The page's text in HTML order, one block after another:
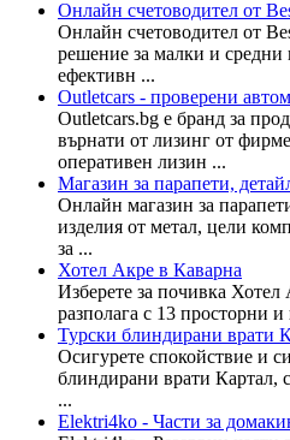
Онлайн счетоводител от
Онлайн счетоводител от
решение за малки и средни
ефективн ...
Outletcars - проверени
Outletcars.bg е бранд за
върнати от лизинг от
оперативен лизин ...
Магазин за парапети,
Онлайн магазин за
изделия от метал, цели
за ...
Хотел Акре в Каварна
Изберете за почивка
разполага с 13 просторни
Турски блиндирани врати
Осигурете спокойствие и
блиндирани врати Картал,
...
Elektri4ko - Части за